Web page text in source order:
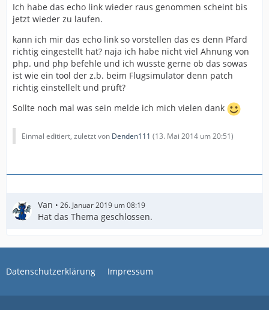
Ich habe das echo link wieder raus genommen scheint bis
jetzt wieder zu laufen.
kann ich mir das echo link so vorstellen das es denn Pfard
richtig eingestellt hat? naja ich habe nicht viel Ahnung von
php. und php befehle und ich wusste gerne ob das sowas
ist wie ein tool der z.b. beim Flugsimulator denn patch
richtig einstellelt und prüft?
Sollte noch mal was sein melde ich mich vielen dank
Einmal editiert, zuletzt von Denden111 (13. Mai 2014 um 20:51)
Van 26. Januar 2019 um 08:19
Hat das Thema geschlossen.
Datenschutzerklärung Impressum